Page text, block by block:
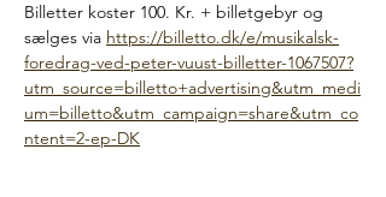
Billetter koster 100. Kr. + billetgebyr og
sælges via https://billetto.dk/e/musikalsk-
foredrag-ved-peter-vuust-billetter-1067507?
utm_source=billetto+advertising&utm_medi
um=billetto&utm_campaign=share&utm_co
ntent=2-ep-DK